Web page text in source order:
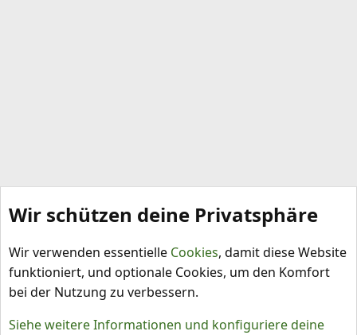
Capsicum chinense
Wir schützen deine Privatsphäre
Wir verwenden essentielle Cookies, damit diese Website
funktioniert, und optionale Cookies, um den Komfort
bei der Nutzung zu verbessern.
Siehe weitere Informationen und konfiguriere deine